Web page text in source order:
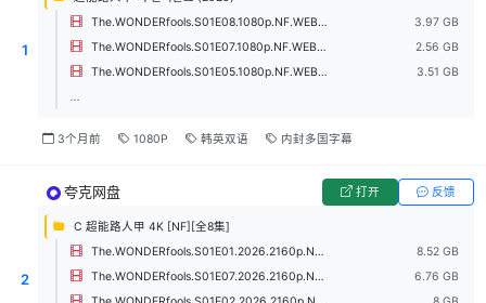
1
The.WONDERfools.S01E08.1080p.NF.WEB-DL.DDP5.1.H.264.mkv
3.97 GB
The.WONDERfools.S01E07.1080p.NF.WEB-DL.DDP5.1.H.264.mkv
2.56 GB
The.WONDERfools.S01E05.1080p.NF.WEB-DL.DDP5.1.H.264.mkv
3.51 GB
...
3个月前 1080P 韩英双语 内封多国字幕
2
夸克网盘 打开 反馈
C 超能路人甲 4K [NF][全8集]
The.WONDERfools.S01E01.2026.2160p.NF.WEB-DL.H265.DDP5.1.Atmos-PanWEB.mkv
8.52 GB
The.WONDERfools.S01E07.2026.2160p.NF.WEB-DL.H265.DDP5.1.Atmos-PanWEB.mkv
6.76 GB